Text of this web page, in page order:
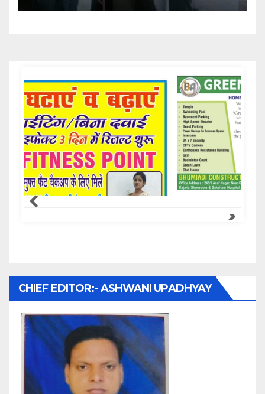
Samachar Express
CHIEF EDITOR:- ASHWANI UPADHYAY